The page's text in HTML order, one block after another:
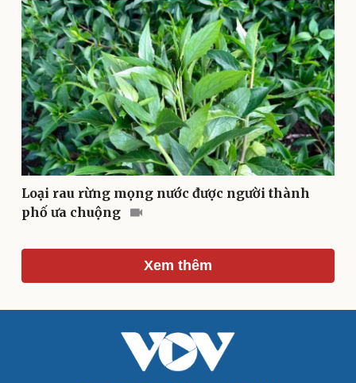
Âm nhạc
Di sản
Sao Việt
Săn Tour
Podcast
Đọc truyện đêm khuya
Kể chuyện cho bé
Hạt giống tâm hồn
Loại rau rừng mọng nước được người thành
phố ưa chuộng
Xem thêm